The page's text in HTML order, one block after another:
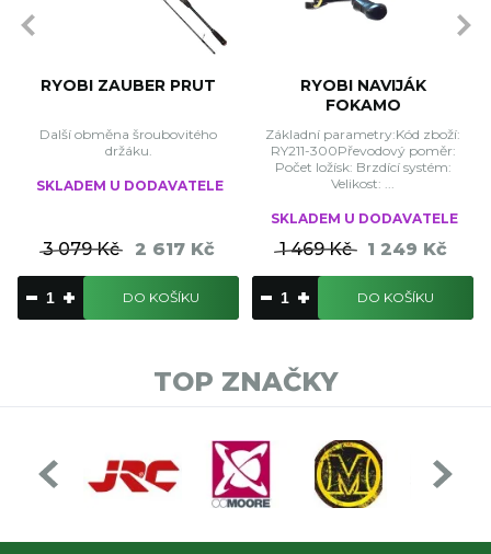
RYOBI ZAUBER PRUT
Další obměna šroubovitého
držáku.
SKLADEM U DODAVATELE
3 079 Kč 2 617 Kč
DO KOŠÍKU
RYOBI NAVIJÁK
FOKAMO
Základní parametry:Kód zboží:
RY211-300Převodový poměr:
Počet ložísk: Brzdící systém:
Velikost: ...
SKLADEM U DODAVATELE
1 469 Kč 1 249 Kč
DO KOŠÍKU
TOP ZNAČKY